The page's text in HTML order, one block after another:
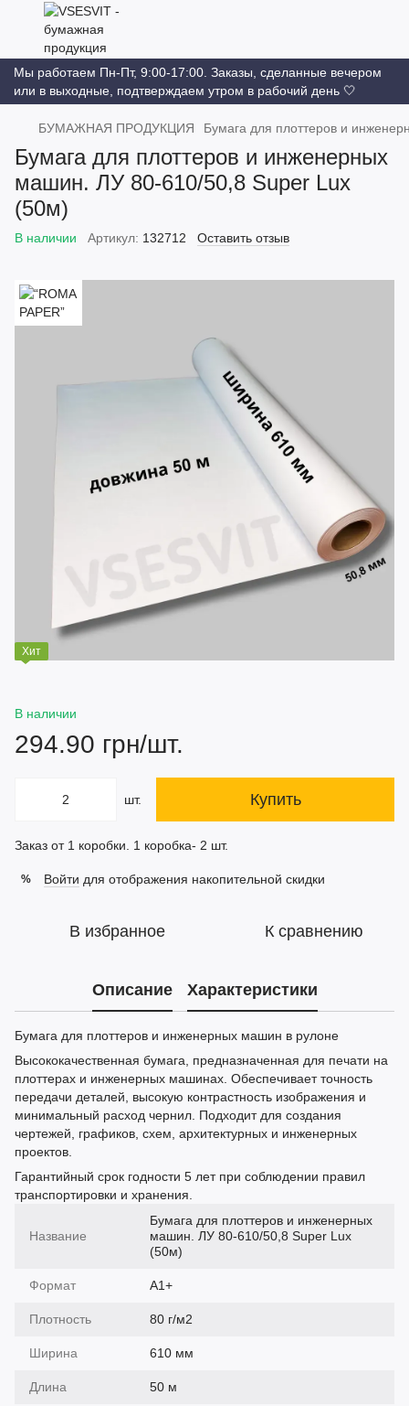
Мы работаем Пн-Пт, 9:00-17:00. Заказы, сделанные вечером
или в выходные, подтверждаем утром в рабочий день 🤍
БУМАЖНАЯ ПРОДУКЦИЯ Бумага для плоттеров и
Бумага для плоттеров и инженерных
машин. ЛУ 80-610/50,8 Super Lux
(50м)
В наличии Артикул: 132712 Оставить отзыв
Хит
В наличии
294.90 грн/шт.
шт. Купить
Заказ от 1 коробки. 1 коробка- 2 шт.
% Войти для отображения накопительной скидки
В избранное К сравнению
Описание Характеристики
Бумага для плоттеров и инженерных машин в рулоне
Высококачественная бумага, предназначенная для печати на
плоттерах и инженерных машинах. Обеспечивает точность
передачи деталей, высокую контрастность изображения и
минимальный расход чернил. Подходит для создания
чертежей, графиков, схем, архитектурных и инженерных
проектов.
Гарантийный срок годности 5 лет при соблюдении правил
транспортировки и хранения.
Название
Бумага для плоттеров и инженерных
машин. ЛУ 80-610/50,8 Super Lux
(50м)
Формат А1+
Плотность 80 г/м2
Ширина 610 мм
Длина 50 м